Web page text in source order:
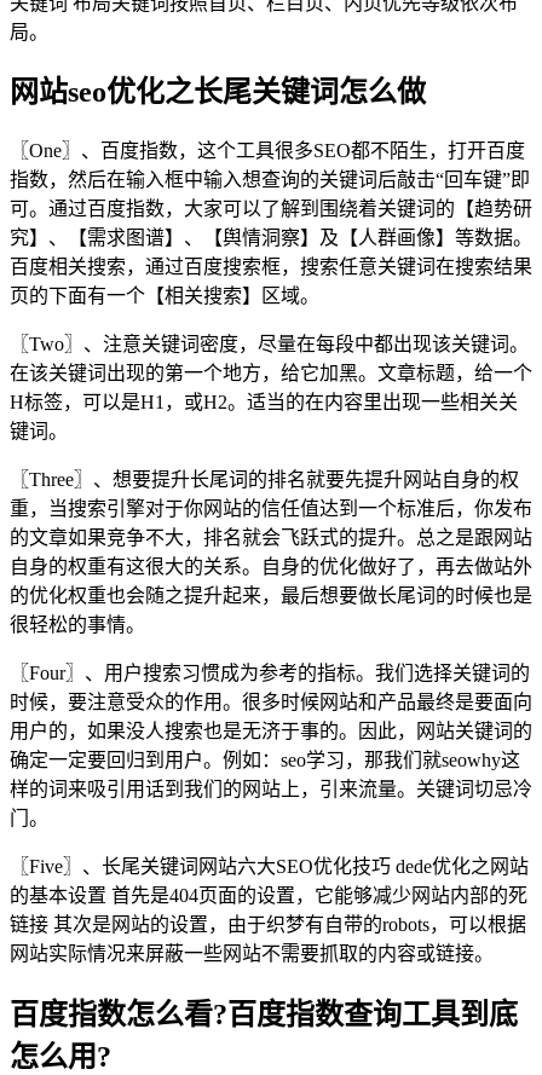
局。
网站seo优化之长尾关键词怎么做
〖One〗、百度指数，这个工具很多SEO都不陌生，打开百度
指数，然后在输入框中输入想查询的关键词后敲击“回车键”即
可。通过百度指数，大家可以了解到围绕着关键词的【趋势研
究】、【需求图谱】、【舆情洞察】及【人群画像】等数据。
百度相关搜索，通过百度搜索框，搜索任意关键词在搜索结果
页的下面有一个【相关搜索】区域。
〖Two〗、注意关键词密度，尽量在每段中都出现该关键词。
在该关键词出现的第一个地方，给它加黑。文章标题，给一个
H标签，可以是H1，或H2。适当的在内容里出现一些相关关
键词。
〖Three〗、想要提升长尾词的排名就要先提升网站自身的权
重，当搜索引擎对于你网站的信任值达到一个标准后，你发布
的文章如果竞争不大，排名就会飞跃式的提升。总之是跟网站
自身的权重有这很大的关系。自身的优化做好了，再去做站外
的优化权重也会随之提升起来，最后想要做长尾词的时候也是
很轻松的事情。
〖Four〗、用户搜索习惯成为参考的指标。我们选择关键词的
时候，要注意受众的作用。很多时候网站和产品最终是要面向
用户的，如果没人搜索也是无济于事的。因此，网站关键词的
确定一定要回归到用户。例如：seo学习，那我们就seowhy这
样的词来吸引用话到我们的网站上，引来流量。关键词切忌冷
门。
〖Five〗、长尾关键词网站六大SEO优化技巧 dede优化之网站
的基本设置 首先是404页面的设置，它能够减少网站内部的死
链接 其次是网站的设置，由于织梦有自带的robots，可以根据
网站实际情况来屏蔽一些网站不需要抓取的内容或链接。
百度指数怎么看?百度指数查询工具到底
怎么用?